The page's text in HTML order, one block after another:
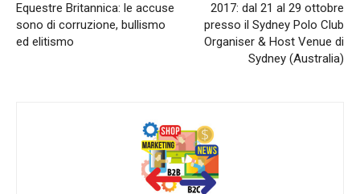
Equestre Britannica: le accuse
sono di corruzione, bullismo
ed elitismo
2017: dal 21 al 29 ottobre
presso il Sydney Polo Club
Organiser & Host Venue di
Sydney (Australia)